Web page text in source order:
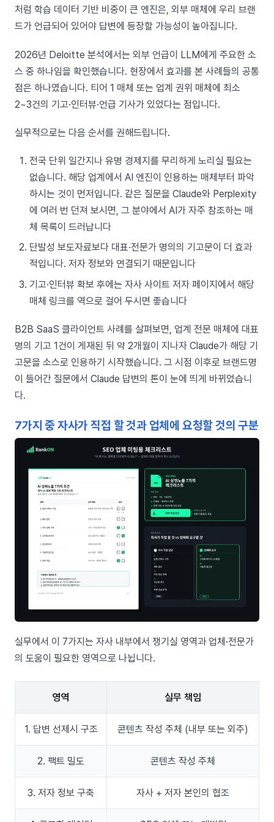
처럼 학습 데이터 기반 비중이 큰 엔진은, 외부 매체에 우리 브랜
드가 언급되어 있어야 답변에 등장할 가능성이 높아집니다.
2026년 Deloitte 분석에서는 외부 언급이 LLM에게 주요한 소
스 중 하나임을 확인했습니다. 현장에서 효과를 본 사례들의 공통
점은 하나였습니다. 티어 1 매체 또는 업계 권위 매체에 최소
2~3건의 기고·인터뷰·언급 기사가 있었다는 점입니다.
실무적으로는 다음 순서를 권해드립니다.
전국 단위 일간지나 유명 경제지를 무리하게 노리실 필요는
없습니다. 해당 업계에서 AI 엔진이 인용하는 매체부터 파악
하시는 것이 먼저입니다. 같은 질문을 Claude와 Perplexity
에 여러 번 던져 보시면, 그 분야에서 AI가 자주 참조하는 매
체 목록이 드러납니다
단발성 보도자료보다 대표·전문가 명의의 기고문이 더 효과
적입니다. 저자 정보와 연결되기 때문입니다
기고·인터뷰 확보 후에는 자사 사이트 저자 페이지에서 해당
매체 링크를 역으로 걸어 두시면 좋습니다
B2B SaaS 클라이언트 사례를 살펴보면, 업계 전문 매체에 대표
명의 기고 1건이 게재된 뒤 약 2개월이 지나자 Claude가 해당 기
고문을 소스로 인용하기 시작했습니다. 그 시점 이후로 브랜드명
이 들어간 질문에서 Claude 답변의 톤이 눈에 띄게 바뀌었습니
다.
7가지 중 자사가 직접 할 것과 업체에 요청할 것의 구분
실무에서 이 7가지는 자사 내부에서 챙기실 영역과 업체·전문가
의 도움이 필요한 영역으로 나뉩니다.
영역 실무 책임
1. 답변 선제시 구조 콘텐츠 작성 주체 (내부 또는 외주)
2. 팩트 밀도 콘텐츠 작성 주체
3. 저자 정보 구축 자사 + 저자 본인의 협조